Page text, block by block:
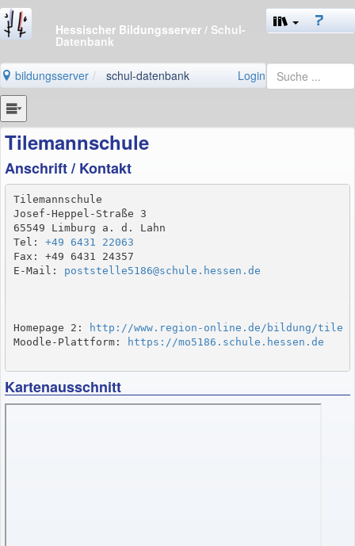
Hessischer Bildungsserver / Schul-
Datenbank
bildungsserver schul-datenbank Login
Tilemannschule
Anschrift / Kontakt
Tilemannschule
Josef-Heppel-Straße 3
65549 Limburg a. d. Lahn
Tel: +49 6431 22063
Fax: +49 6431 24357
E-Mail: poststelle5186@schule.hessen.de
Homepage 2:
http://www.region-online.de/bildung/tile
Moodle-Plattform:
https://mo5186.schule.hessen.de
Kartenausschnitt